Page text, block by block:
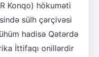
Konqo) hökuməti
sülh çərçivəsi
hadisə Qətərdə
İttifaqı onillərdir